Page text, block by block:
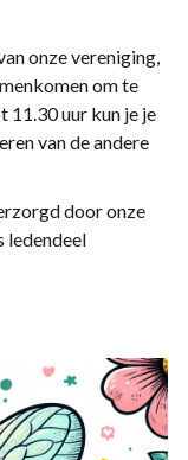
onze vereniging,
om te
11.30 uur kun je je
van de andere
door onze
ledendeel